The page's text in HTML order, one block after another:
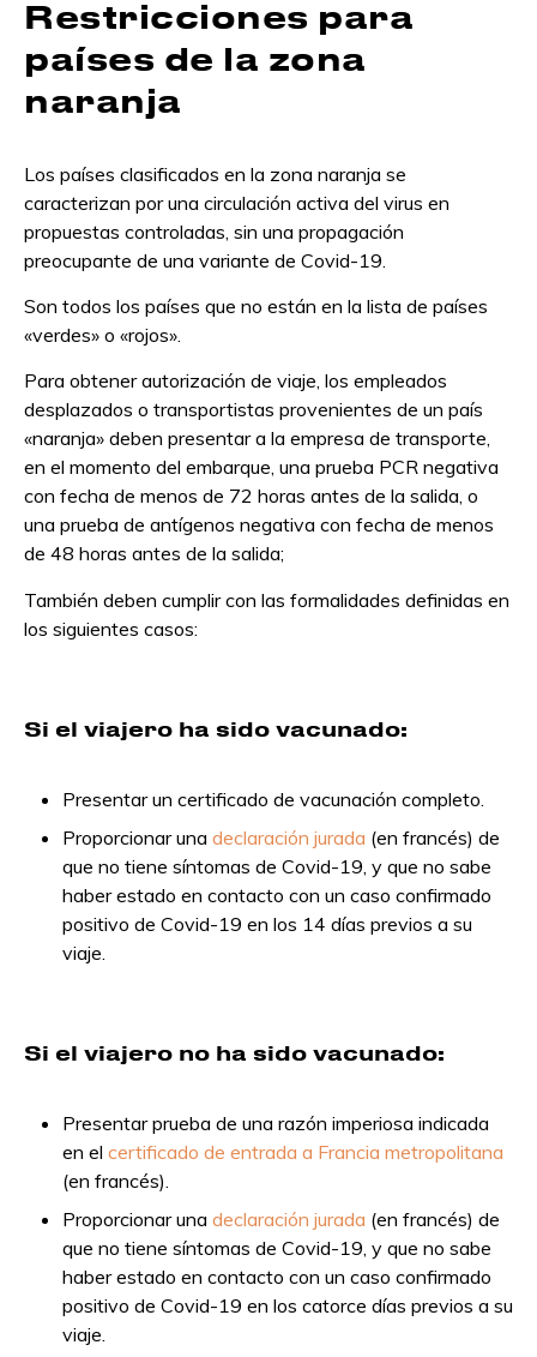
Restricciones para
países de la zona
naranja
Los países clasificados en la zona naranja se
caracterizan por una circulación activa del virus en
propuestas controladas, sin una propagación
preocupante de una variante de Covid-19.
Son todos los países que no están en la lista de países
«verdes» o «rojos».
Para obtener autorización de viaje, los empleados
desplazados o transportistas provenientes de un país
«naranja» deben presentar a la empresa de transporte,
en el momento del embarque, una prueba PCR negativa
con fecha de menos de 72 horas antes de la salida, o
una prueba de antígenos negativa con fecha de menos
de 48 horas antes de la salida;
También deben cumplir con las formalidades definidas en
los siguientes casos:
Si el viajero ha sido vacunado:
Presentar un certificado de vacunación completo.
Proporcionar una declaración jurada (en francés) de
que no tiene síntomas de Covid-19, y que no sabe
haber estado en contacto con un caso confirmado
positivo de Covid-19 en los 14 días previos a su
viaje.
Si el viajero no ha sido vacunado:
Presentar prueba de una razón imperiosa indicada
en el certificado de entrada a Francia metropolitana
(en francés).
Proporcionar una declaración jurada (en francés) de
que no tiene síntomas de Covid-19, y que no sabe
haber estado en contacto con un caso confirmado
positivo de Covid-19 en los catorce días previos a su
viaje.